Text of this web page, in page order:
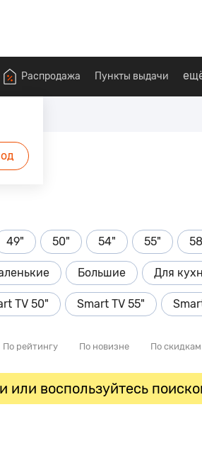
Распродажа Пункты выдачи
49" 50" 54" 55"
Большие Для
TV 50" Smart TV 55"
По рейтингу По новизне По скидкам
воспользуйтесь